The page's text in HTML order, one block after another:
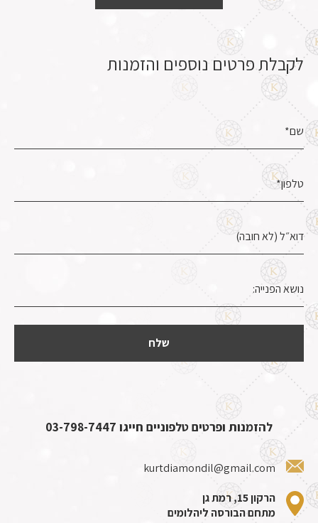
לקבלת פרטים נוספים והזמנות
להזמנות ופרטים טלפוניים חייגו 03-798-7447
kurtdiamondil@gmail.com
הרקון 15, רמת גן
מתחם הבורסה ליהלומים